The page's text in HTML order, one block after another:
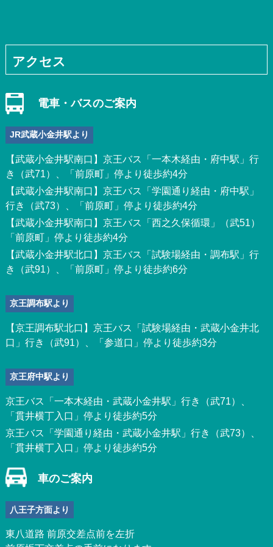
アクセス
電車・バスのご案内
JR武蔵小金井駅より
【武蔵小金井駅南口】京王バス「一本木経由・府中駅」行
き（武71）、「前原町」停より徒歩約4分
【武蔵小金井駅南口】京王バス「学園通り経由・府中駅」
行き（武73）、「前原町」停より徒歩約4分
【武蔵小金井駅南口】京王バス「西之久保循環」（武51）
「前原町」停より徒歩約4分
【武蔵小金井駅北口】京王バス「試験場経由・調布駅」行
き（武91）、「前原町」停より徒歩約6分
京王調布駅より
【京王調布駅北口】京王バス「試験場経由・武蔵小金井北
口」行き（武91）、「参道口」停より徒歩約3分
京王府中駅より
京王バス「一本木経由・武蔵小金井駅」行き（武71）、
「貫井横丁入口」停より徒歩約5分
京王バス「学園通り経由・武蔵小金井駅」行き（武73）、
「貫井横丁入口」停より徒歩約5分
車のご案内
八王子方面より
東八道路 前原交差点前を左折